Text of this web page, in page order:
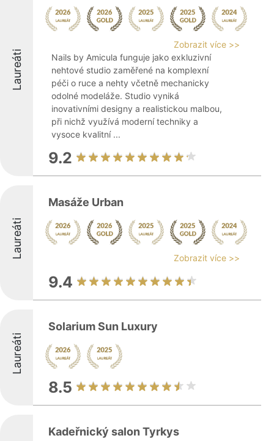
Laureáti
Zobrazit více >>
Nails by Amicula funguje jako exkluzivní
nehtové studio zaměřené na komplexní
péči o ruce a nehty včetně mechanicky
odolné modeláže. Studio vyniká
inovativními designy a realistickou malbou,
při nichž využívá moderní techniky a
vysoce kvalitní ...
9.2
Laureáti
Masáže Urban
Zobrazit více >>
9.4
Laureáti
Solarium Sun Luxury
8.5
Kadeřnický salon Tyrkys